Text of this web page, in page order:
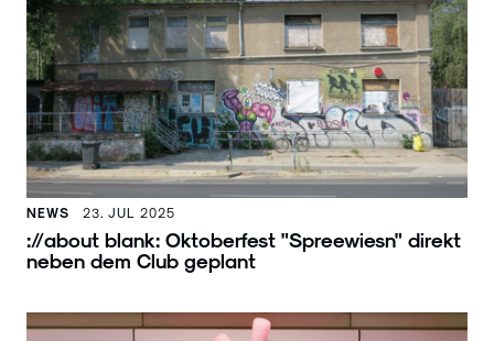
NEWS 23. JUL 2025
://about blank: Oktoberfest "Spreewiesn" direkt
neben dem Club geplant